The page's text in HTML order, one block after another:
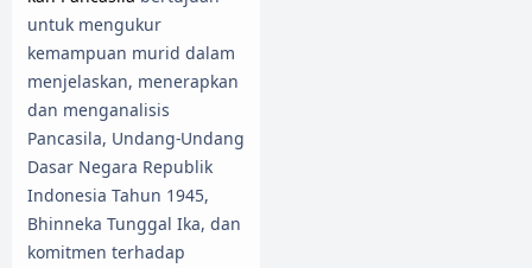
untuk mengukur
kemampuan murid dalam
menjelaskan, menerapkan
dan menganalisis
Pancasila, Undang-Undang
Dasar Negara Republik
Indonesia Tahun 1945,
Bhinneka Tunggal Ika, dan
komitmen terhadap